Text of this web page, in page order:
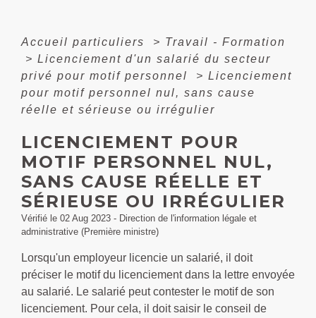
Accueil particuliers > Travail - Formation
> Licenciement d'un salarié du secteur
privé pour motif personnel
> Licenciement
pour motif personnel nul, sans cause
réelle et sérieuse ou irrégulier
LICENCIEMENT POUR
MOTIF PERSONNEL NUL,
SANS CAUSE RÉELLE ET
SÉRIEUSE OU IRRÉGULIER
Vérifié le 02 Aug 2023 - Direction de l'information légale et
administrative (Première ministre)
Lorsqu'un employeur licencie un salarié, il doit
préciser le motif du licenciement dans la lettre envoyée
au salarié. Le salarié peut contester le motif de son
licenciement. Pour cela, il doit saisir le conseil de